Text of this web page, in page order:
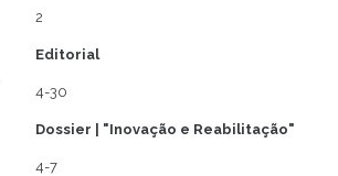
2
Editorial
4-30
Dossier | "Inovação e Reabilitação"
4-7